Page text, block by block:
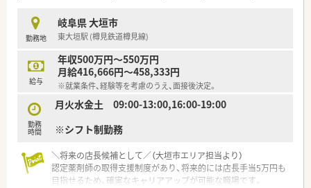
勤務地
岐阜県 大垣市
東大垣駅 (樽見鉄道樽見線)
給与
年収500万円～550万円
月給416,666円～458,333円
※就業条件、経験等を考慮のうえ、面接後決定。
勤務
時間
月火水金土 09:00-13:00,16:00-19:00
※シフト制勤務
＼将来の店長候補として／（大垣市エリア担当より）
認定薬剤師の取得支援制度があり、将来的には店長手当5万円も
目指せるため、確実なキャリアアップが可能な職場です。